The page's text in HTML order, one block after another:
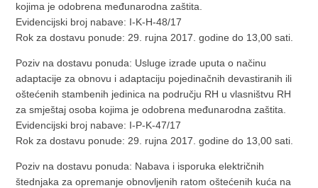
kojima je odobrena međunarodna zaštita.
Evidencijski broj nabave: I-K-H-48/17
Rok za dostavu ponude: 29. rujna 2017. godine do 13,00 sati.
Poziv na dostavu ponuda: Usluge izrade uputa o načinu
adaptacije za obnovu i adaptaciju pojedinačnih devastiranih ili
oštećenih stambenih jedinica na području RH u vlasništvu RH
za smještaj osoba kojima je odobrena međunarodna zaštita.
Evidencijski broj nabave: I-P-K-47/17
Rok za dostavu ponude: 29. rujna 2017. godine do 13,00 sati.
Poziv na dostavu ponuda: Nabava i isporuka električnih
štednjaka za opremanje obnovljenih ratom oštećenih kuća na